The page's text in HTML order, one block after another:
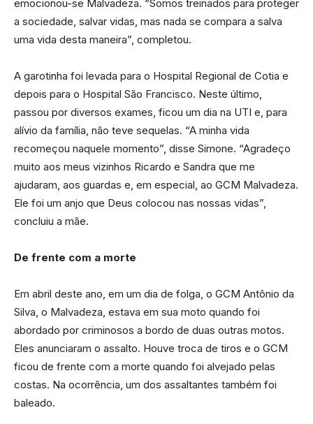
emocionou-se Malvadeza. “Somos treinados para proteger
a sociedade, salvar vidas, mas nada se compara a salva
uma vida desta maneira”, completou.
A garotinha foi levada para o Hospital Regional de Cotia e
depois para o Hospital São Francisco. Neste último,
passou por diversos exames, ficou um dia na UTI e, para
alívio da família, não teve sequelas. “A minha vida
recomeçou naquele momento”, disse Simone. “Agradeço
muito aos meus vizinhos Ricardo e Sandra que me
ajudaram, aos guardas e, em especial, ao GCM Malvadeza.
Ele foi um anjo que Deus colocou nas nossas vidas”,
concluiu a mãe.
De frente com a morte
Em abril deste ano, em um dia de folga, o GCM Antônio da
Silva, o Malvadeza, estava em sua moto quando foi
abordado por criminosos a bordo de duas outras motos.
Eles anunciaram o assalto. Houve troca de tiros e o GCM
ficou de frente com a morte quando foi alvejado pelas
costas. Na ocorrência, um dos assaltantes também foi
baleado.